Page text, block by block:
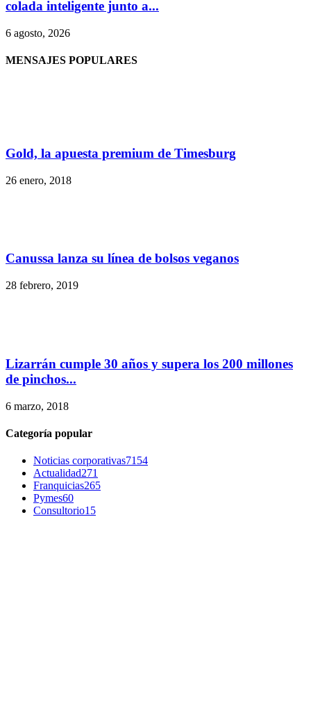
colada inteligente junto a...
6 agosto, 2026
MENSAJES POPULARES
Gold, la apuesta premium de Timesburg
26 enero, 2018
Canussa lanza su línea de bolsos veganos
28 febrero, 2019
Lizarrán cumple 30 años y supera los 200 millones
de pinchos...
6 marzo, 2018
Categoría popular
Noticias corporativas7154
Actualidad271
Franquicias265
Pymes60
Consultorio15